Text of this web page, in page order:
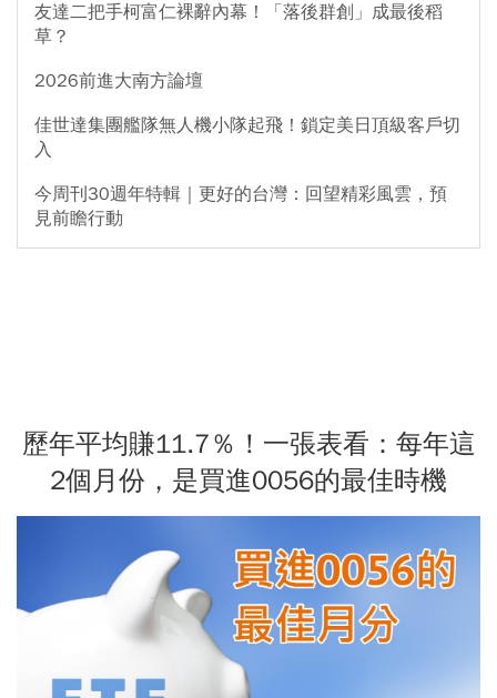
友達二把手柯富仁裸辭內幕！「落後群創」成最後稻
草？
2026前進大南方論壇
佳世達集團艦隊無人機小隊起飛！鎖定美日頂級客戶切
入
今周刊30週年特輯｜更好的台灣：回望精彩風雲，預
見前瞻行動
歷年平均賺11.7％！一張表看：每年這
2個月份，是買進0056的最佳時機